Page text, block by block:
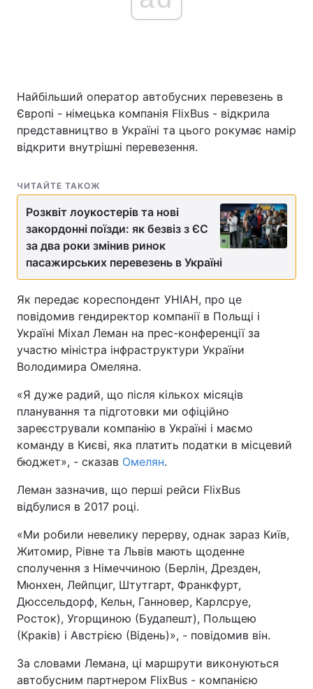
Найбільший оператор автобусних перевезень в
Європі - німецька компанія FlixBus - відкрила
представництво в Україні та цього рокумає намір
відкрити внутрішні перевезення.
ЧИТАЙТЕ ТАКОЖ
Розквіт лоукостерів та нові
закордонні поїзди: як безвіз з ЄС
за два роки змінив ринок
пасажирських перевезень в Україні
Як передає кореспондент УНІАН, про це
повідомив гендиректор компанії в Польщі і
Україні Міхал Леман на прес-конференції за
участю міністра інфраструктури України
Володимира Омеляна.
«Я дуже радий, що після кількох місяців
планування та підготовки ми офіційно
зареєстрували компанію в Україні і маємо
команду в Києві, яка платить податки в місцевий
бюджет», - сказав Омелян.
Леман зазначив, що перші рейси FlixBus
відбулися в 2017 році.
«Ми робили невелику перерву, однак зараз Київ,
Житомир, Рівне та Львів мають щоденне
сполучення з Німеччиною (Берлін, Дрезден,
Мюнхен, Лейпциг, Штутгарт, Франкфурт,
Дюссельдорф, Кельн, Ганновер, Карлсруе,
Росток), Угорщиною (Будапешт), Польщею
(Краків) і Австрією (Відень)», - повідомив він.
За словами Лемана, ці маршрути виконуються
автобусним партнером FlixBus - компанією